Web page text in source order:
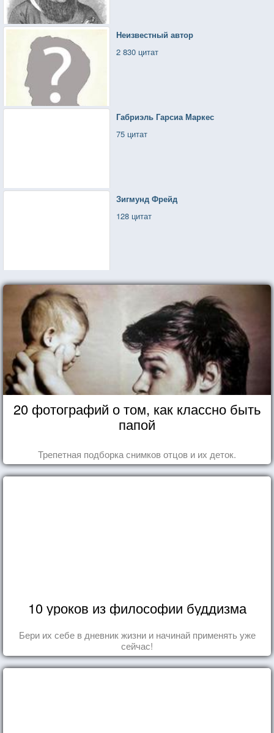
Неизвестный автор
2 830 цитат
Габриэль Гарсиа Маркес
75 цитат
Зигмунд Фрейд
128 цитат
20 фотографий о том, как классно быть
папой
Трепетная подборка снимков отцов и их деток.
10 уроков из философии буддизма
Бери их себе в дневник жизни и начинай применять уже
сейчас!